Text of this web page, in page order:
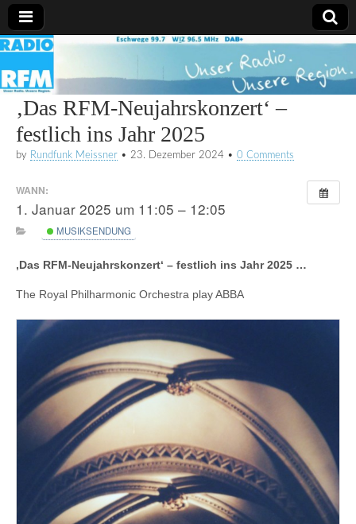
Radio
RFM
‚Das RFM-Neujahrskonzert‘ –
festlich ins Jahr 2025
by Rundfunk Meissner • 23. Dezember 2024 • 0 Comments
WANN:
1. Januar 2025 um 11:05 – 12:05
MUSIKSENDUNG
‚Das RFM-Neujahrskonzert‘ – festlich ins Jahr 2025 …
The Royal Philharmonic Orchestra play ABBA